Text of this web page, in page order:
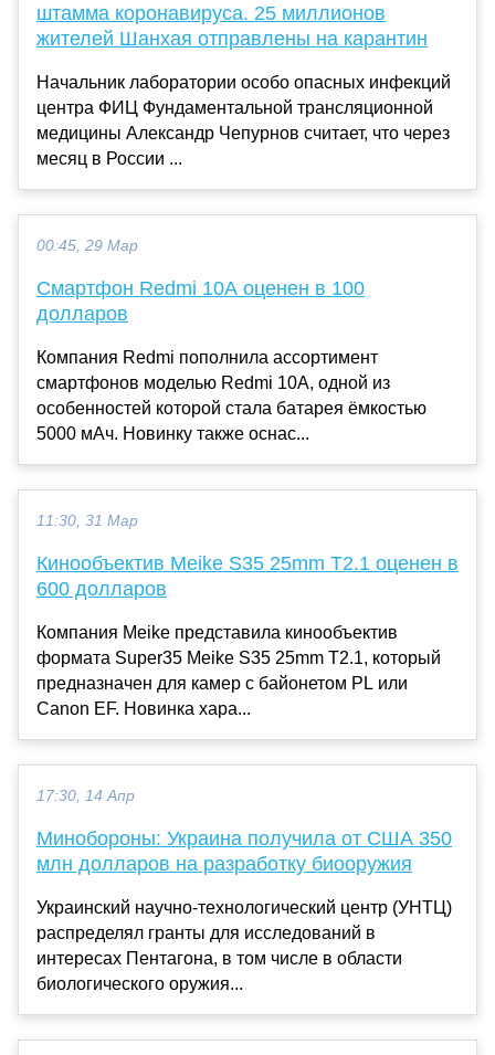
штамма коронавируса. 25 миллионов
жителей Шанхая отправлены на карантин
Начальник лаборатории особо опасных инфекций
центра ФИЦ Фундаментальной трансляционной
медицины Александр Чепурнов считает, что через
месяц в России ...
00:45, 29 Мар
Смартфон Redmi 10A оценен в 100
долларов
Компания Redmi пополнила ассортимент
смартфонов моделью Redmi 10A, одной из
особенностей которой стала батарея ёмкостью
5000 мАч. Новинку также оснас...
11:30, 31 Мар
Кинообъектив Meike S35 25mm T2.1 оценен в
600 долларов
Компания Meike представила кинообъектив
формата Super35 Meike S35 25mm T2.1, который
предназначен для камер с байонетом PL или
Canon EF. Новинка хара...
17:30, 14 Апр
Минобороны: Украина получила от США 350
млн долларов на разработку биооружия
Украинский научно-технологический центр (УНТЦ)
распределял гранты для исследований в
интересах Пентагона, в том числе в области
биологического оружия...